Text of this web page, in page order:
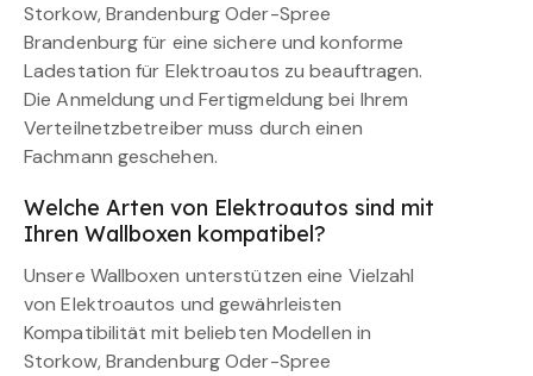
Storkow, Brandenburg Oder-Spree
Brandenburg für eine sichere und konforme
Ladestation für Elektroautos zu beauftragen.
Die Anmeldung und Fertigmeldung bei Ihrem
Verteilnetzbetreiber muss durch einen
Fachmann geschehen.
Welche Arten von Elektroautos sind mit
Ihren Wallboxen kompatibel?
Unsere Wallboxen unterstützen eine Vielzahl
von Elektroautos und gewährleisten
Kompatibilität mit beliebten Modellen in
Storkow, Brandenburg Oder-Spree